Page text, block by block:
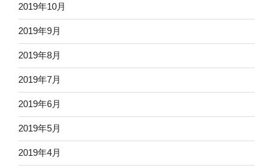
2019年10月
2019年9月
2019年8月
2019年7月
2019年6月
2019年5月
2019年4月